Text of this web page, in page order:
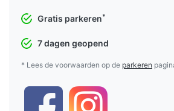
Gratis parkeren*
7 dagen geopend
* Lees de voorwaarden op de parkeren